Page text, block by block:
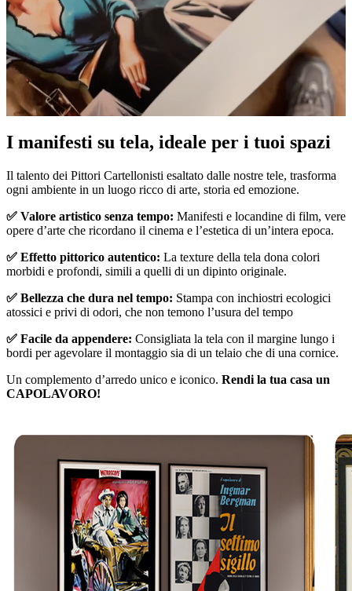
Pause
I manifesti su tela, ideale per i tuoi spazi
Il talento dei Pittori Cartellonisti esaltato dalle nostre tele, trasforma
ogni ambiente in un luogo ricco di arte, storia ed emozione.
✅ Valore artistico senza tempo: Manifesti e locandine di film, vere
opere d’arte che ricordano il cinema e l’estetica di un’intera epoca.
✅ Effetto pittorico autentico: La texture della tela dona colori
morbidi e profondi, simili a quelli di un dipinto originale.
✅ Bellezza che dura nel tempo: Stampa con inchiostri ecologici
atossici e privi di odori, che non temono l’usura del tempo
✅ Facile da appendere: Consigliata la tela con il margine lungo i
bordi per agevolare il montaggio sia di un telaio che di una cornice.
Un complemento d’arredo unico e iconico. Rendi la tua casa un
CAPOLAVORO!